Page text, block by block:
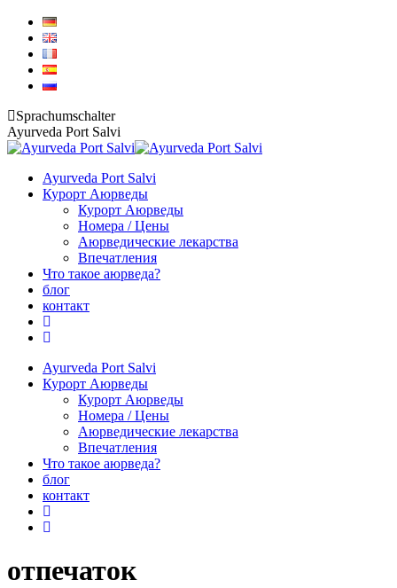
Перейти
содержанию
Sprachumschalter
Ayurveda Port Salvi
Ayurveda Port Salvi
Курорт Аюрведы
Курорт Аюрведы
Номера / Цены
Аюрведические лекарства
Впечатления
Что такое аюрведа?
блог
контакт
Ayurveda Port Salvi
Курорт Аюрведы
Курорт Аюрведы
Номера / Цены
Аюрведические лекарства
Впечатления
Что такое аюрведа?
блог
контакт
отпечаток